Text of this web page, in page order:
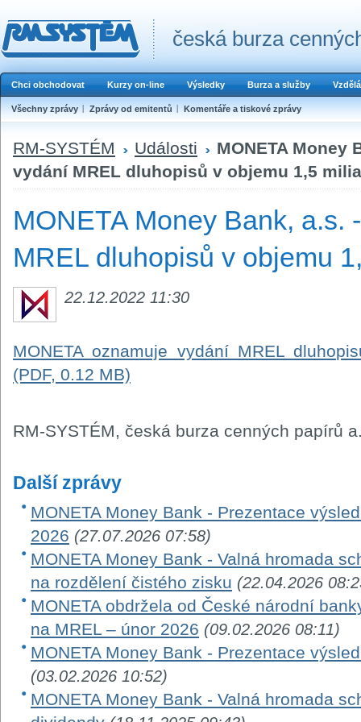
česká burza
Chci obchodovat Kurzy on-line Výsledky Burza a služby
Všechny zprávy Zprávy od emitentů Komentáře a tiskové zprávy
RM-SYSTÉM Události
MONETA Money
vydání MREL dluhopisů v objemu 1,5
MONETA Money Bank, a.s.
MREL dluhopisů v objemu
22.12.2022 11:30
MONETA oznamuje vydání MREL
(PDF, 0.12 MB)
RM-SYSTÉM, česká burza cenných papírů
Další zprávy
MONETA Money Bank - Prezentace
2026 (27.07.2026 07:58)
MONETA Money Bank - Valná hromada
na rozdělení čistého zisku (22.04.2026
MONETA obdržela od České národní
na MREL – únor 2026 (09.02.2026 08:11)
MONETA Money Bank - Prezentace
(03.02.2026 10:52)
MONETA Money Bank - Valná hromada